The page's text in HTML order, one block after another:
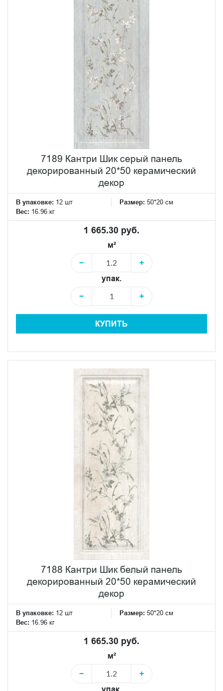
7189 Кантри Шик серый панель
декорированный 20*50 керамический
декор
В упаковке: 12 шт Размер: 50*20 см
Вес: 16.96 кг
1 665.30 руб.
м²
−
+
упак.
−
+
КУПИТЬ
7188 Кантри Шик белый панель
декорированный 20*50 керамический
декор
В упаковке: 12 шт Размер: 50*20 см
Вес: 16.96 кг
1 665.30 руб.
м²
−
+